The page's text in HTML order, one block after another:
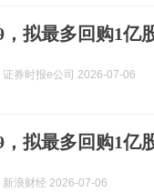
，拟最多回购1亿
证券时报e公司 2026-07-06
，拟最多回购1亿
新浪财经 2026-07-06